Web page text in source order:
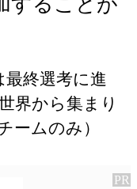
終選考に進
界から集まり
ームのみ）